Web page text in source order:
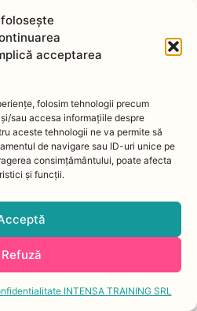
acceptarea
folosim tehnologii precum
sau accesa informațiile despre
aceste tehnologii ne va permite să
de navigare sau ID-uri unice pe
consimțământului, poate afecta
și funcții.
Refuză
INTENSA TRAINING SRL
material, curs înregistrat,
servicii bonus (denumite în
oferite Clientului. Aceste
chiar dacă
sugerează altfel. Clientul
nu poate fi tras la
daune sau pierderi
anularea acestor Servicii
acțiunile întreprinse de
de curs;
cu respectarea principiilor